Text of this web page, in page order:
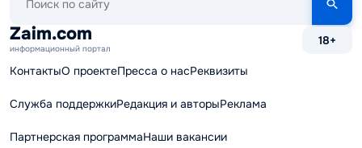
сайту
Zaim.com
информационный портал
18+
КонтактыО проектеПресса о насРеквизиты
Служба поддержкиРедакция и авторыРеклама
Партнерская программаНаши вакансии